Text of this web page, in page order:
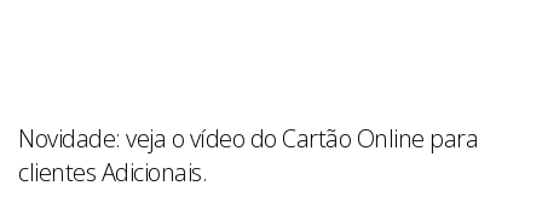
Novidade: veja o vídeo do Cartão Online para
clientes Adicionais.